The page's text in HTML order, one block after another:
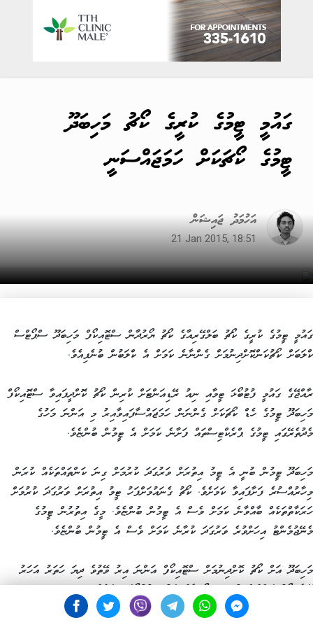
ގައުމީ ޓީމުގެ ކުރީގެ ކޯޗު މަހިބަދޫ
ޓީމުގެ ކޯޗަކަށް ހަމަޖައްސަނީ
އަހުމަދު ޖައިޝަން
21 Jan 2015, 18:51
ގައުމީ ޓީމުގެ ކުރީގެ ކޯޗު ބަލްގޭރިއާގެ ކޯޗު ޔޯރުދާން ސްޓޮއިކޯފް މަހިބަދޫ ސްޕޯޓްސް
ކްލަބަށް ކޯޗުކަންކޮށްދިނުމަށް ގެންނާނެ ކަމަށް އެ ކްލަބުން ބުނެފިއެވެ.
ރާއްޖޭގެ ގައުމީ ފުޓުބޯޅަ ޓީމާއި ނިއު ރޭޑިއަންޓަށް ކުރިން ކޯޗު ކޮށްދީފައިވާ ސްޓޮއިކޯފް
މަހިބަދޫ ޓީމުގެ ހެޑް ކޯޗަކަށް ގެންނަން ހަމަޖައްސާފައިވާއިރު މި އަންނަ މަހުގެ
މެދުތެރޭގައި ޓީމުގެ ޕްރެކްޓިސްތައް ފަށާނެ ކަމަށް އެ ޓީމުން ބުންޏެވެ.
މަހިބަދޫ ޓީމުން ބުނީ އެ ޓީމު އިތުރަށް ވަރުގަދަ ކުރުމަށް ގިނަ ކަންތައްތަކެއް ކުރަން
މިހާރުއްސުރެ ފަށާފައިވާ ކަމަށެވެ. ކޯޗު ގެނައުމަށްފަހު ޓީމު އިތުރަށް ވަރުގަދަ ކުރުމަށް
ހަރަކާތްތަކެއް ބާއްވާނެ ކަމަށް ވެސް އެ ޓީމުން ބުންޏެވެ. މީގެ އިތުރުން ޓީމުގެ
މެނޭޖުމެންޓު އިހަށްވުރެ ވަރުގަދަ ކުރާނެ ކަމަށް ވެސް އެ ޓީމުން ބުންޏެވެ.
މަހިބަދޫ އަށް ކޯޗު ކޮށްދިނުމަށް ސްޓޮއިކޯފް އަންނަ އިރު ވޭތުވެ ދިޔަ ހަތަރު އަހަރު
އޭނާ ކޯޗު ކޮށްދެން ހުރީ އިތިއޯޕިއާގެ ގައުމީ ފުޓުބޯޅަ ޓީމަށެވެ.